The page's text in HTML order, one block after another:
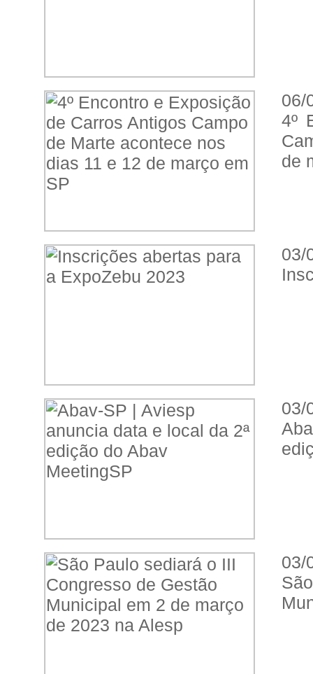
06/
4º
de
03/
03/
03/